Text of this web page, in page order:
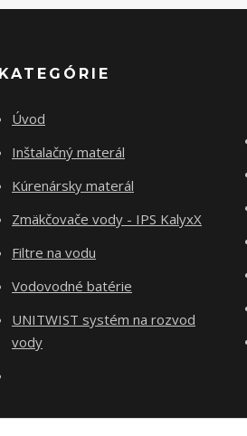
KATEGÓRIE
Úvod
Inštalačný materál
Kúrenársky materál
Zmäkčovače vody - IPS KalyxX
Filtre na vodu
Vodovodné batérie
UNITWIST systém na rozvod
vody